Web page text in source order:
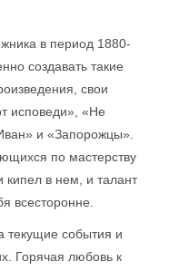
в период 1880-
создавать такие
свои
исповеди», «Не
и «Запорожцы».
по мастерству
кипел в нем, и талант
всесторонне.
текущие события и
Горячая любовь к